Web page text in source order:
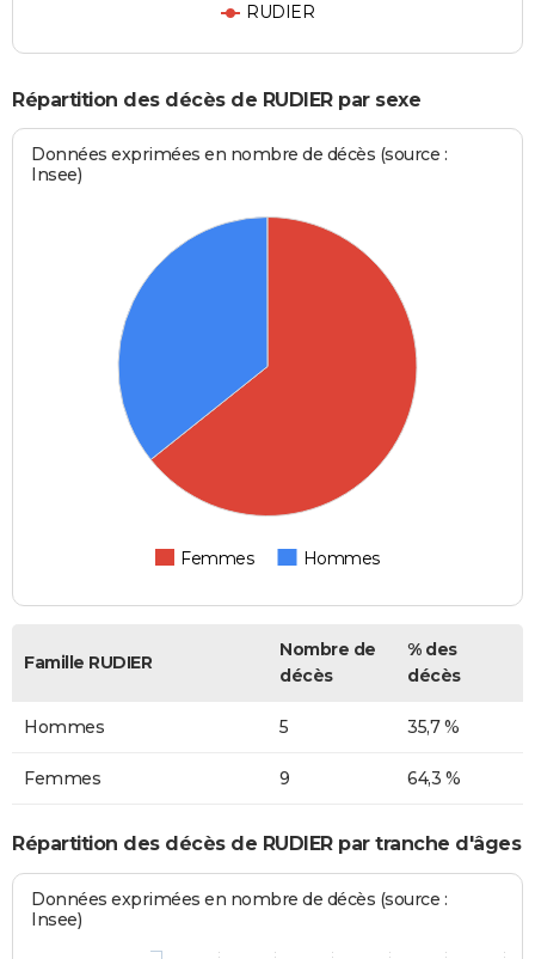
RUDIER
Répartition des décès de RUDIER par sexe
Données exprimées en nombre de décès (source :
Insee)
Femmes Hommes
Famille RUDIER
Nombre de
décès
% des
décès
Hommes 5 35,7 %
Femmes 9 64,3 %
Répartition des décès de RUDIER par tranche d'âges
Données exprimées en nombre de décès (source :
Insee)